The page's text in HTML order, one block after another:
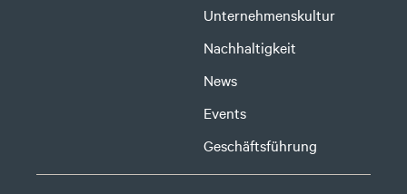
Unternehmenskultur
Nachhaltigkeit
News
Events
Geschäftsführung